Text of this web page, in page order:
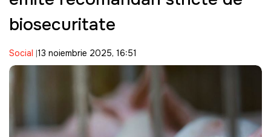
biosecuritate
Social 13 noiembrie 2025, 16:51